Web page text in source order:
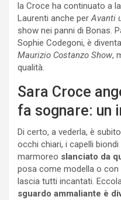
la Croce ha continuato a
Laurenti anche perAvanti
show nei panni di Bonas.
Sophie Codegoni, è
Maurizio Costanzo Show,
qualità.
Sara Croce
fa sognare: un
Di certo, a vederla, è
occhi chiari, i capelli
marmoreo slanciato da
posa come modella o con
lascia tutti incantati.
sguardo ammaliante è